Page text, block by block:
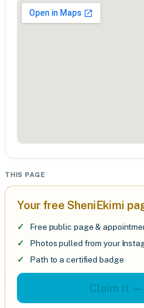
THIS PAGE
Your free SheniEkimi
Free public page &
Photos pulled from your
Path to a certified badge
Claim it